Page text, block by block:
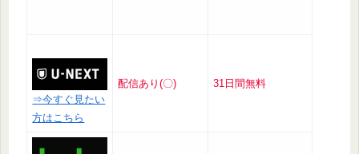
⇒今すぐ見たい
方はこちら
配信あり(〇) 31日間無料